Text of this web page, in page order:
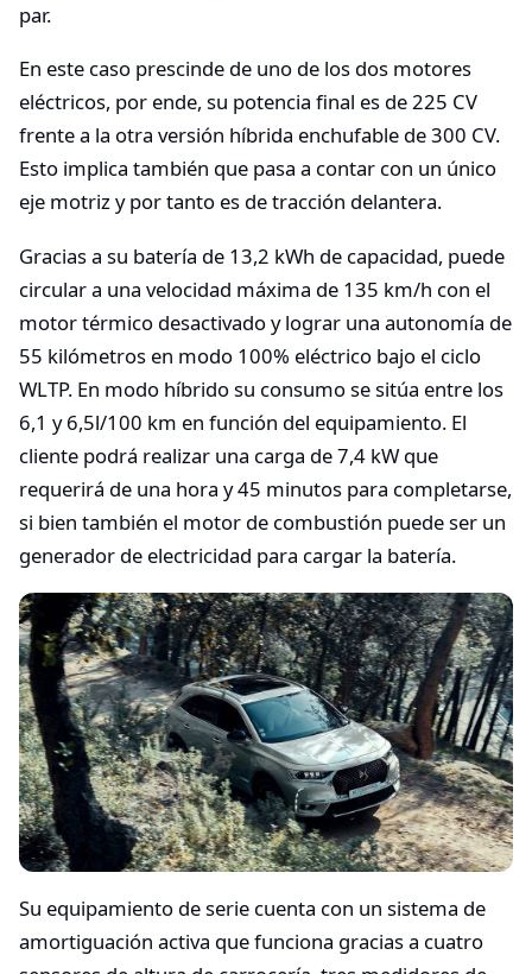
par.
En este caso prescinde de uno de los dos motores
eléctricos, por ende, su potencia final es de 225 CV
frente a la otra versión híbrida enchufable de 300 CV.
Esto implica también que pasa a contar con un único
eje motriz y por tanto es de tracción delantera.
Gracias a su batería de 13,2 kWh de capacidad, puede
circular a una velocidad máxima de 135 km/h con el
motor térmico desactivado y lograr una autonomía de
55 kilómetros en modo 100% eléctrico bajo el ciclo
WLTP. En modo híbrido su consumo se sitúa entre los
6,1 y 6,5l/100 km en función del equipamiento. El
cliente podrá realizar una carga de 7,4 kW que
requerirá de una hora y 45 minutos para completarse,
si bien también el motor de combustión puede ser un
generador de electricidad para cargar la batería.
Su equipamiento de serie cuenta con un sistema de
amortiguación activa que funciona gracias a cuatro